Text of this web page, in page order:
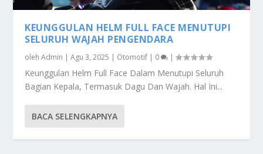
KEUNGGULAN HELM FULL FACE MENUTUPI
SELURUH WAJAH PENGENDARA
olehAdmin |Agu 3, 2025 | Otomotif | 0 |
Keunggulan Helm Full Face Dalam Menutupi Seluruh
Bagian Kepala, Termasuk Dagu Dan Wajah. Hal Ini...
BACA SELENGKAPNYA